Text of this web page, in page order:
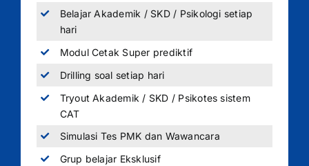
Belajar Akademik / SKD / Psikologi setiap
hari
Modul Cetak Super prediktif
Drilling soal setiap hari
Tryout Akademik / SKD / Psikotes sistem
CAT
Simulasi Tes PMK dan Wawancara
Grup belajar Eksklusif